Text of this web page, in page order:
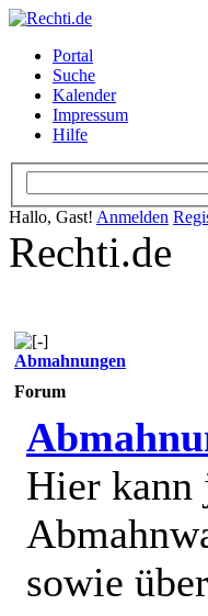
Portal
Suche
Kalender
Impressum
Hilfe
Hallo, Gast! Anmelden
Rechti.de
Abmahnungen
Forum
Hier kann
sowie